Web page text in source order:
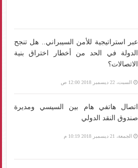
عبر استراتيجية للأمن السيبراني.. هل تنجح
الدولة في الحد من أخطار اختراق بنية
الاتصالات؟
السبت، 22 ديسمبر 2018 12:00 ص
اتصال هاتفي هام بين السيسي ومديرة
صندوق النقد الدولي
الجمعة، 21 ديسمبر 2018 10:19 م